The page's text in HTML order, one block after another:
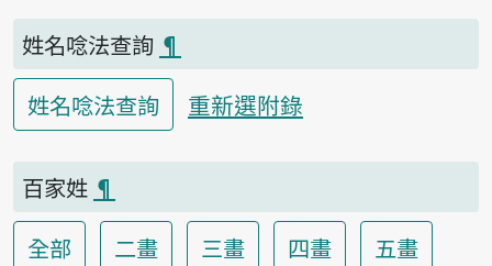
姓名唸法查詢 ¶
姓名唸法查詢
重新選附錄
百家姓 ¶
全部
二畫 三畫 四畫
五畫